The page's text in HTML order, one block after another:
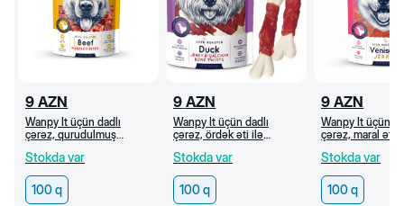
9 AZN
Wanpy İt üçün dadlı
çərəz, qurudulmuş
100 q
Stokda var
100 q
9 AZN
Wanpy İt üçün dadlı
çərəz, ördək əti ilə
Stokda var
100 q
9 AZN
Wanpy İt üçün
çərəz, maral
Stokda var
100 q